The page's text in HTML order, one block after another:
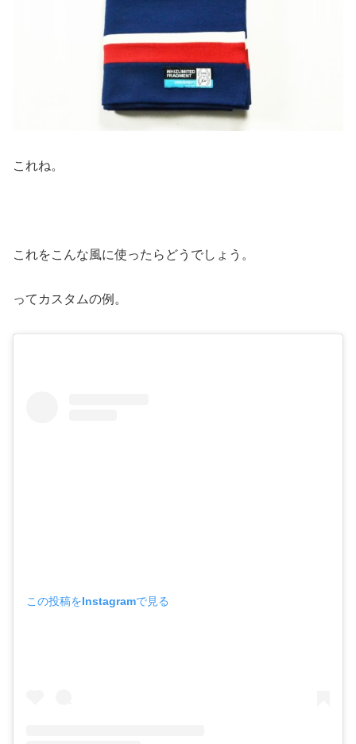
これね。
これをこんな風に使ったらどうでしょう。
ってカスタムの例。
この投稿をInstagramで見る